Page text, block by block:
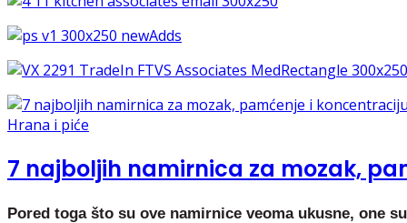
Hrana i piće
7 najboljih namirnica za mozak,
Pored toga što su ove namirnice veoma ukusne, one